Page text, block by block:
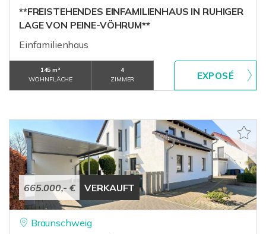
**FREISTEHENDES EINFAMILIENHAUS IN RUHIGER
LAGE VON PEINE-VÖHRUM**
Einfamilienhaus
145 m²
WOHNFLÄCHE
4
ZIMMER
665.000,- € VERKAUFT
Braunschweig